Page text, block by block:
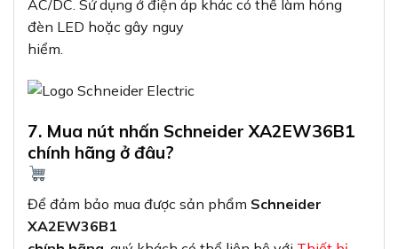
Minh.
VIKI chuyên cung cấp các sản phẩm
công
nghiệp
LED, đèn trang trí cùng nhiều thiết bị điện khác với
mẫu mã đa dạng, chất
lượng cao và giá cả cạnh tranh.
Thông tin liên hệ:
: 37C, Đường số 1,